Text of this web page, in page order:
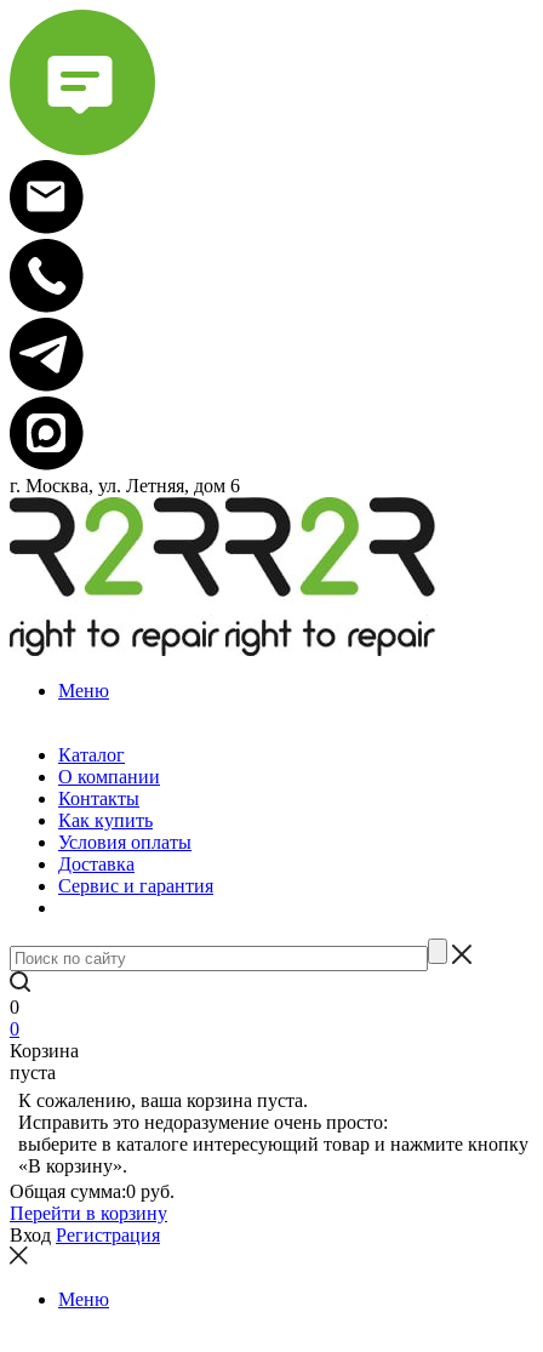
г. Москва, ул. Летняя, дом 6
Меню
Каталог
О компании
Контакты
Как купить
Условия оплаты
Доставка
Сервис и гарантия
0
0
Корзина
пуста
К сожалению, ваша корзина пуста.
Исправить это недоразумение очень просто:
выберите в каталоге интересующий товар и нажмите кнопку
«В корзину».
Общая сумма:0 руб.
Перейти в корзину
Вход Регистрация
Меню